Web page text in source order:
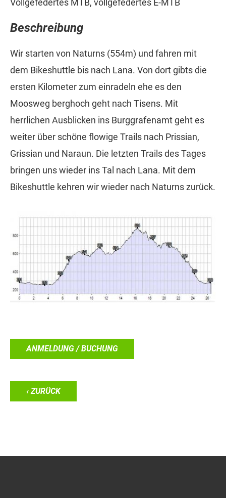
Vollgefedertes MTB, vollgefedertes E-MTB
Beschreibung
Wir starten von Naturns (554m) und fahren mit
dem Bikeshuttle bis nach Lana. Von dort gibts die
ersten Kilometer zum einradeln ehe es den
Moosweg berghoch geht nach Tisens. Mit
herrlichen Ausblicken ins Burggrafenamt geht es
weiter über schöne flowige Trails nach Prissian,
Grissian und Naraun. Die letzten Trails des Tages
bringen uns wieder ins Tal nach Lana. Mit dem
Bikeshuttle kehren wir wieder nach Naturns zurück.
ANMELDUNG / BUCHUNG
‹ ZURÜCK